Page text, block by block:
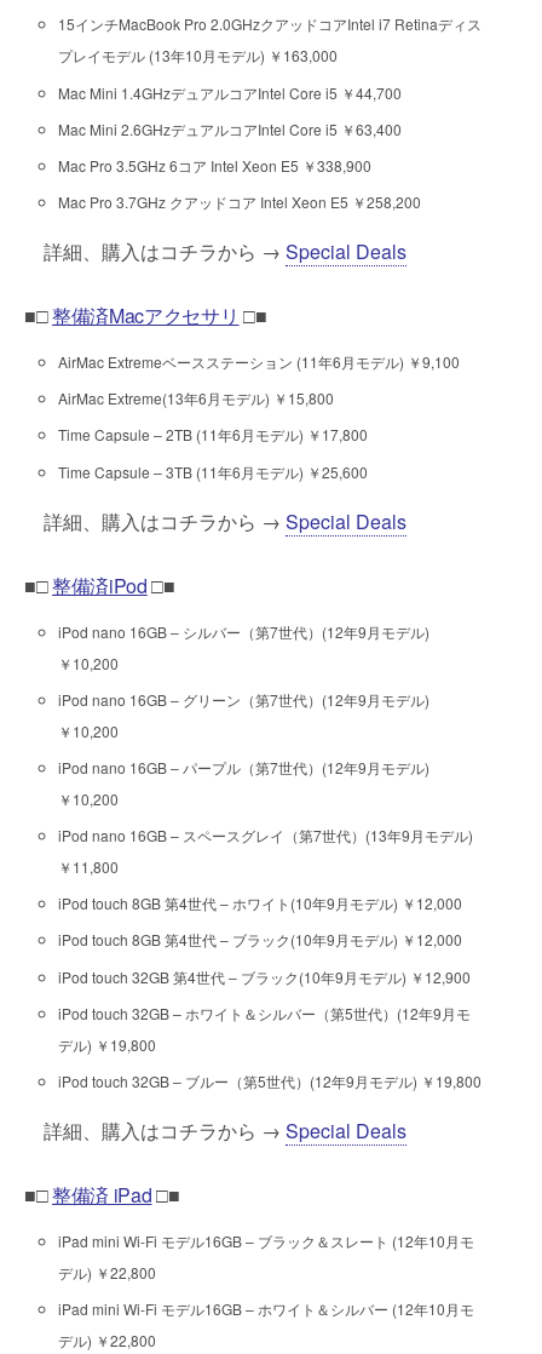
15インチMacBook Pro 2.0GHzクアッドコアIntel i7 Retinaディス
プレイモデル (13年10月モデル) ￥163,000
Mac Mini 1.4GHzデュアルコアIntel Core i5 ￥44,700
Mac Mini 2.6GHzデュアルコアIntel Core i5 ￥63,400
Mac Pro 3.5GHz 6コア Intel Xeon E5 ￥338,900
Mac Pro 3.7GHz クアッドコア Intel Xeon E5 ￥258,200
詳細、購入はコチラから → Special Deals
■□整備済Macアクセサリ □■
AirMac Extremeベースステーション (11年6月モデル) ￥9,100
AirMac Extreme(13年6月モデル) ￥15,800
Time Capsule – 2TB (11年6月モデル) ￥17,800
Time Capsule – 3TB (11年6月モデル) ￥25,600
詳細、購入はコチラから → Special Deals
■□整備済iPod□■
iPod nano 16GB – シルバー（第7世代）(12年9月モデル)
￥10,200
iPod nano 16GB – グリーン（第7世代）(12年9月モデル)
￥10,200
iPod nano 16GB – パープル（第7世代）(12年9月モデル)
￥10,200
iPod nano 16GB – スペースグレイ（第7世代）(13年9月モデル)
￥11,800
iPod touch 8GB 第4世代 – ホワイト(10年9月モデル) ￥12,000
iPod touch 8GB 第4世代 – ブラック(10年9月モデル) ￥12,000
iPod touch 32GB 第4世代 – ブラック(10年9月モデル) ￥12,900
iPod touch 32GB – ホワイト＆シルバー（第5世代）(12年9月モ
デル) ￥19,800
iPod touch 32GB – ブルー（第5世代）(12年9月モデル) ￥19,800
詳細、購入はコチラから → Special Deals
■□整備済 iPad□■
iPad mini Wi-Fi モデル16GB – ブラック＆スレート (12年10月モ
デル) ￥22,800
iPad mini Wi-Fi モデル16GB – ホワイト＆シルバー (12年10月モ
デル) ￥22,800